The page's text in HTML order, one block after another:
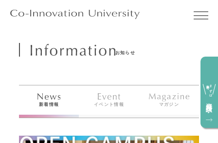
お知らせ
新着情報 イベント情報 マガジン
まずは
無料で